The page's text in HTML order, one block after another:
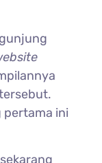
pertama ini
sekarang